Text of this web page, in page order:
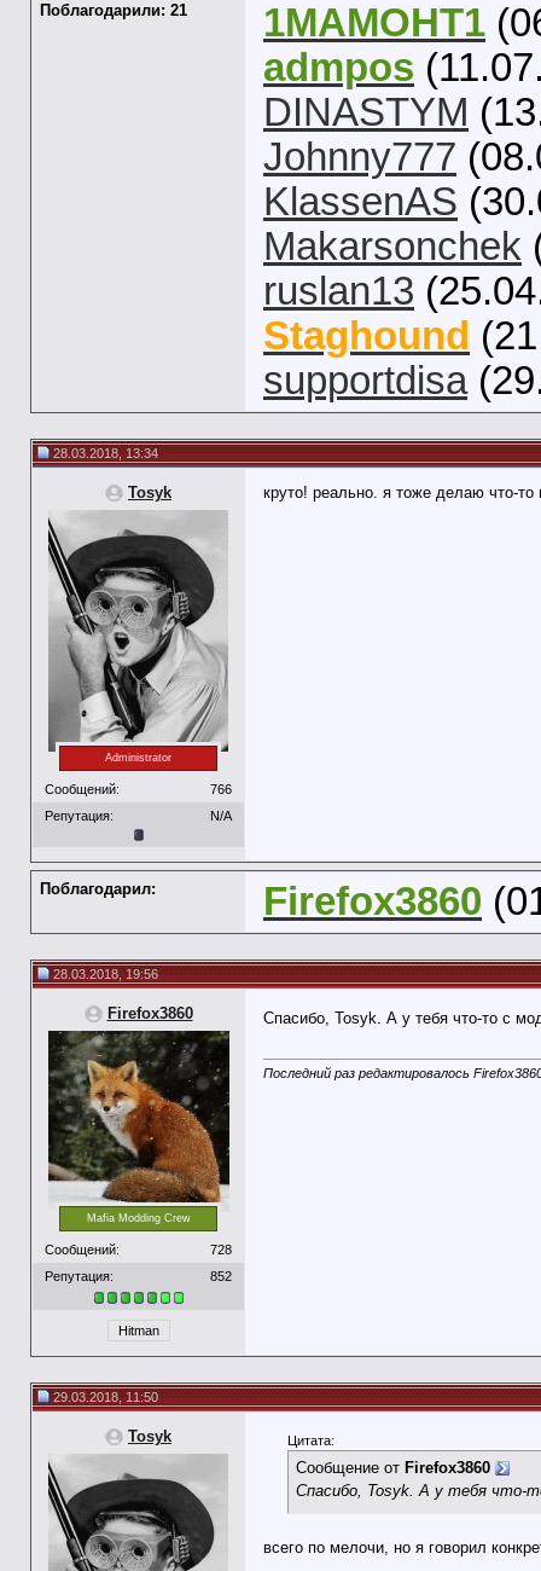
Поблагодарили: 21 1MAMOHT1
admpos
DINASTYM
Johnny777
KlassenAS
Makarsonchek
ruslan13
Staghound
supportdisa
28.03.2018, 13:34
Tosyk
Administrator
Сообщений:
766
Репутация:
N/A
круто! реально. я тоже делаю что-
Поблагодарил: Firefox3860
28.03.2018, 19:56
Firefox3860
Mafia Modding Crew
Сообщений:
728
Репутация:
852
Hitman
Спасибо, Tosyk. А у тебя что-то с
Последний раз редактировалось
29.03.2018, 11:50
Tosyk Цитата:
Сообщение от Firefox3860
Спасибо, Tosyk. А у тебя что-
всего по мелочи, но я говорил